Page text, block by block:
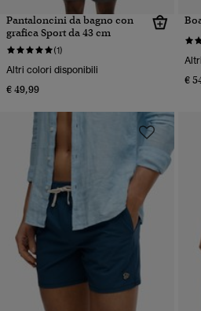
Pantaloncini da bagno con
grafica Sport da 43 cm
(1)
Altri colori disponibili
€ 49,99
€